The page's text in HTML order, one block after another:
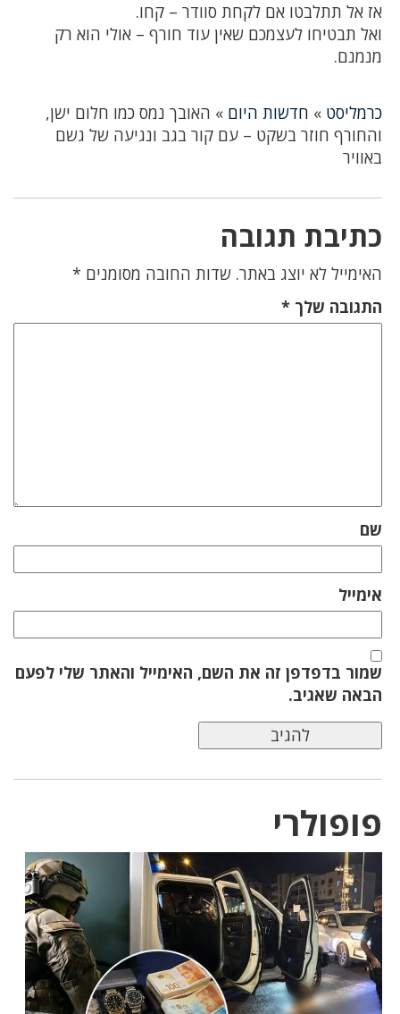
אז אל תתלבטו אם לקחת סוודר – קחו.
ואל תבטיחו לעצמכם שאין עוד חורף – אולי הוא רק
מנמנם.
כרמליסט » חדשות היום » האובך נמס כמו חלום ישן,
והחורף חוזר בשקט – עם קור בגב ונגיעה של גשם
באוויר
כתיבת תגובה
האימייל לא יוצג באתר. שדות החובה מסומנים *
התגובה שלך *
שם
אימייל
שמור בדפדפן זה את השם, האימייל והאתר שלי לפעם
הבאה שאגיב.
פופולרי